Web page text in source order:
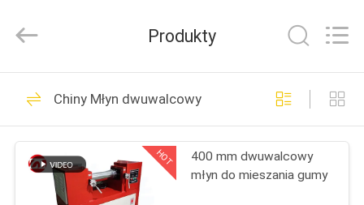
DOM
PRODUKTY
FILMY
Technology
Rights
Maszyna do
testowania gumy
268
Produkty
Chiny Młyn dwuwalcowy
HOT
400 mm dwuwalcowy
młyn do mieszania gumy